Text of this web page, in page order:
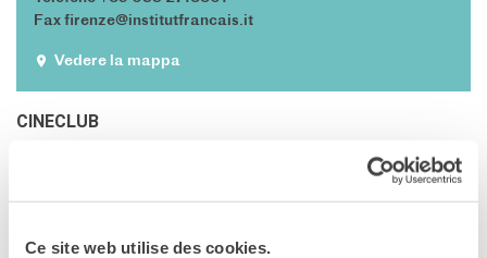
Ce site web utilise des cookies.
Le chiavi della città
Pcto
FLORENCE
Fax firenze@institutfrancais.it
Vedere la mappa
CINECLUB